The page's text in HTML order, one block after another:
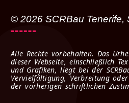
© 2026 SCRBau Tenerife,
Alle Rechte vorbehalten. Das
dieser Webseite, einschließlich
und Grafiken, liegt bei der
Vervielfältigung, Verbreitung
der vorherigen schriftlichen